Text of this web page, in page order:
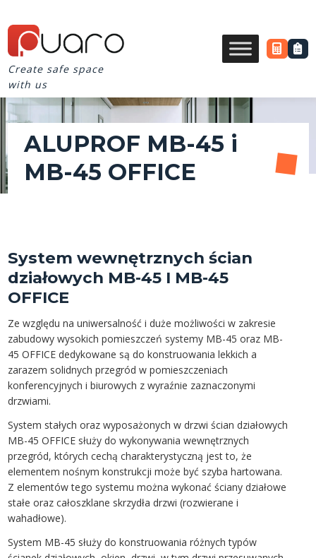
Create safe space
with us
ALUPROF MB-45 i
MB-45 OFFICE
System wewnętrznych ścian
działowych MB-45 I MB-45
OFFICE
Ze względu na uniwersalność i duże możliwości w zakresie
zabudowy wysokich pomieszczeń systemy MB-45 oraz MB-
45 OFFICE dedykowane są do konstruowania lekkich a
zarazem solidnych przegród w pomieszczeniach
konferencyjnych i biurowych z wyraźnie zaznaczonymi
drzwiami.
System stałych oraz wyposażonych w drzwi ścian działowych
MB-45 OFFICE służy do wykonywania wewnętrznych
przegród, których cechą charakterystyczną jest to, że
elementem nośnym konstrukcji może być szyba hartowana.
Z elementów tego systemu można wykonać ściany działowe
stałe oraz całoszklane skrzydła drzwi (rozwierane i
wahadłowe).
System MB-45 służy do konstruowania różnych typów